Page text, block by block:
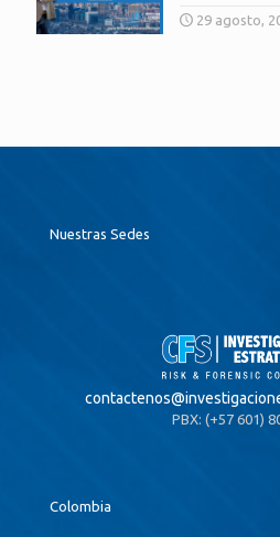
29 agosto,
Nuestras Sedes
contactenos@
PBX: (+57 601)
Colombia